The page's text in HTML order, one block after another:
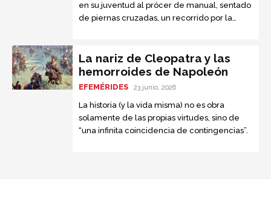
en su juventud al prócer de manual, sentado
de piernas cruzadas, un recorrido por la
La nariz de Cleopatra y las
hemorroides de Napoleón
EFEMÉRIDES 23 junio, 2026
La historia (y la vida misma) no es obra
solamente de las propias virtudes, sino de
“una infinita coincidencia de contingencias”.